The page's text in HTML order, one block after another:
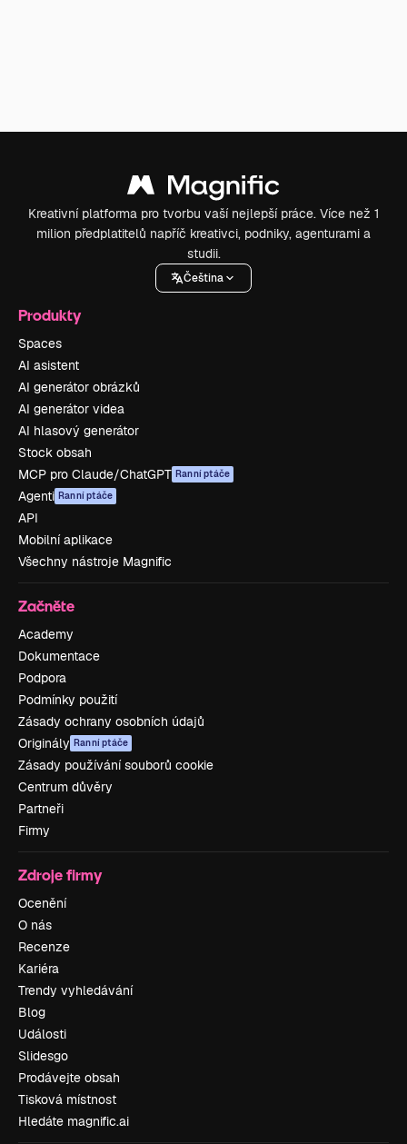
Kreativní platforma pro tvorbu vaší nejlepší práce. Více než 1
milion předplatitelů napříč kreativci, podniky, agenturami a
studii.
Čeština
Produkty
Spaces
AI asistent
AI generátor obrázků
AI generátor videa
AI hlasový generátor
Stock obsah
MCP pro Claude/ChatGPT Ranní ptáče
Agenti Ranní ptáče
API
Mobilní aplikace
Všechny nástroje Magnific
Začněte
Academy
Dokumentace
Podpora
Podmínky použití
Zásady ochrany osobních údajů
Originály Ranní ptáče
Zásady používání souborů cookie
Centrum důvěry
Partneři
Firmy
Zdroje firmy
Ocenění
O nás
Recenze
Kariéra
Trendy vyhledávání
Blog
Události
Slidesgo
Prodávejte obsah
Tisková místnost
Hledáte magnific.ai